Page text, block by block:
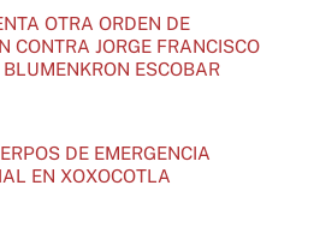
OTRA ORDEN DE
CONTRA JORGE FRANCISCO
BLUMENKRON ESCOBAR
DE EMERGENCIA
EN XOXOCOTLA